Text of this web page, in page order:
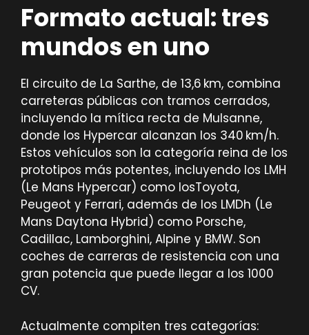
Formato actual: tres
mundos en uno
El circuito de La Sarthe, de 13,6 km, combina
carreteras públicas con tramos cerrados,
incluyendo la mítica recta de Mulsanne,
donde los Hypercar alcanzan los 340 km/h.
Estos vehículos son la categoría reina de los
prototipos más potentes, incluyendo los LMH
(Le Mans Hypercar) como losToyota,
Peugeot y Ferrari, además de los LMDh (Le
Mans Daytona Hybrid) como Porsche,
Cadillac, Lamborghini, Alpine y BMW. Son
coches de carreras de resistencia con una
gran potencia que puede llegar a los 1000
CV.
Actualmente compiten tres categorías: